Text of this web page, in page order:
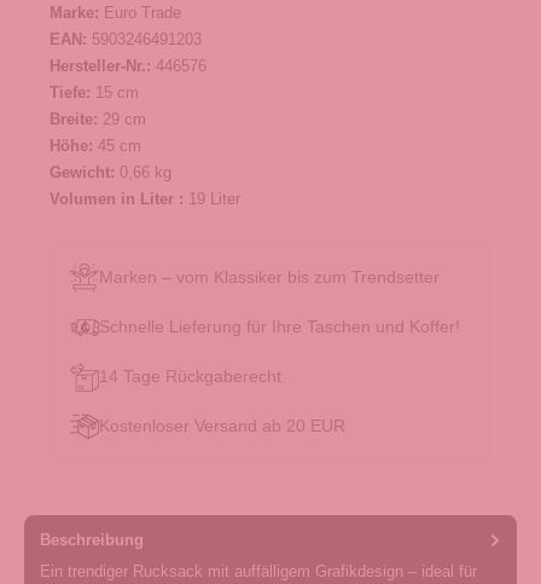
Marke: Euro Trade
EAN: 5903246491203
Hersteller-Nr.: 446576
Tiefe: 15 cm
Breite: 29 cm
Höhe: 45 cm
Gewicht: 0,66 kg
Volumen in Liter : 19 Liter
Marken – vom Klassiker bis zum Trendsetter
Schnelle Lieferung für Ihre Taschen und Koffer!
14 Tage Rückgaberecht
Kostenloser Versand ab 20 EUR
Beschreibung
Ein trendiger Rucksack mit auffälligem Grafikdesign – ideal für